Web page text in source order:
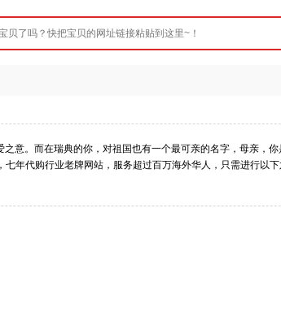
意。而在瑞典的你，对祖国也有一个最可亲的名字，母亲，你
年代购行业老牌网站，服务超过百万海外华人，只需进行以下